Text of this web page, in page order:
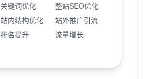
关键词优化
整站SEO优化
站内结构优化
站外推广引流
排名提升
流量增长